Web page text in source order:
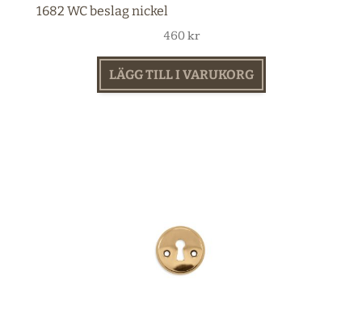
1682 WC beslag nickel
460 kr
LÄGG TILL I VARUKORG